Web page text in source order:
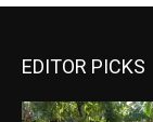
EDITOR PICKS